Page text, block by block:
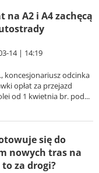
na A2 i A4 zachęcą
14 | 14:19
koncesjonariusz odcinka
opłat za przejazd
od 1 kwietnia br. pod...
się do
nowych tras na
to za drogi?